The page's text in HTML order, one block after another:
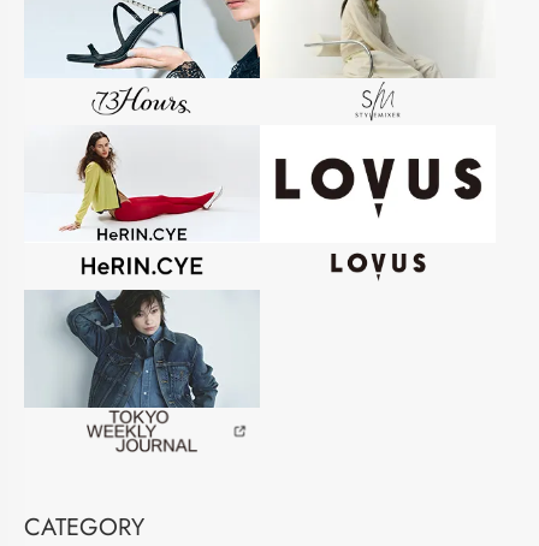
CATEGORY